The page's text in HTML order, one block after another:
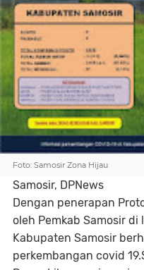
Foto: Samosir Zona Hijau
Samosir, DPNews
Dengan penerapan
oleh Pemkab Samosir
Kabupaten Samosir
perkembangan covid